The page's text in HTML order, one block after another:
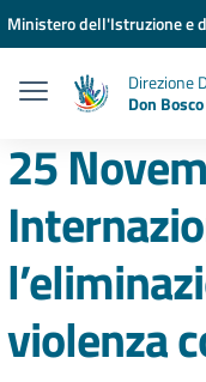
Vai ai contenuti
Vai al menu di navigazione
Vai al footer
Ministero dell'Istruzione e
Direzione
Don Bosco
25
violenza